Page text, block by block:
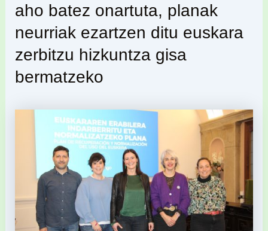
aho batez onartuta, planak
neurriak ezartzen ditu euskara
zerbitzu hizkuntza gisa
bermatzeko